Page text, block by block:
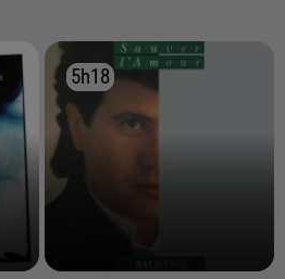
5h18
5h18